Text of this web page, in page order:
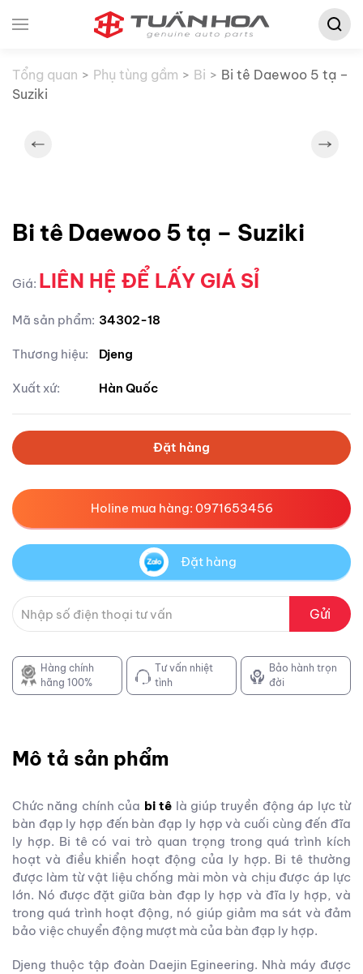
Tìm
Tổng quan
Phụ tùng gầm Bi
Bi tê Daewoo 5 tạ –
Suziki
Bi tê Daewoo 5 tạ – Suziki
Giá: LIÊN HỆ ĐỂ LẤY GIÁ SỈ
Mã sản phẩm: 34302-18
Thương hiệu: Djeng
Xuất xứ: Hàn Quốc
Đặt hàng
Holine mua hàng: 0971653456
Đặt hàng
Gửi
Hàng chính
hãng 100%
Tư vấn nhiệt
tình
Bảo hành trọn
đời
Mô tả sản phẩm
Chức năng chính của bi tê là giúp truyền động áp lực từ
bàn đạp ly hợp đến bàn đạp ly hợp và cuối cùng đến đĩa
ly hợp. Bi tê có vai trò quan trọng trong quá trình kích
hoạt và điều khiển hoạt động của ly hợp. Bi tê thường
được làm từ vật liệu chống mài mòn và chịu được áp lực
lớn. Nó được đặt giữa bàn đạp ly hợp và đĩa ly hợp, và
trong quá trình hoạt động, nó giúp giảm ma sát và đảm
bảo việc chuyển động mượt mà của bàn đạp ly hợp.
Djeng thuộc tập đoàn Daejin Egineering. Nhà máy được